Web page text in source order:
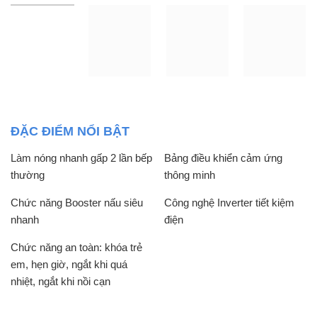
ĐẶC ĐIỂM NỔI BẬT
Làm nóng nhanh gấp 2 lần bếp
thường
Bảng điều khiển cảm ứng
thông minh
Chức năng Booster nấu siêu
nhanh
Công nghệ Inverter tiết kiệm
điện
Chức năng an toàn: khóa trẻ
em, hẹn giờ, ngắt khi quá
nhiệt, ngắt khi nồi cạn